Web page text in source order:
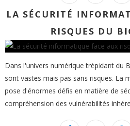
LA SÉCURITÉ
RISQUES DU
Dans l'univers numérique trépidant du
sont vastes mais pas sans risques. La
pose d'énormes défis en matière de
compréhension des vulnérabilités